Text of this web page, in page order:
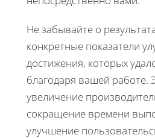
Не забывайте о
конкретные показатели
достижения, которых
благодаря вашей работе.
увеличение
сокращение времени
улучшение